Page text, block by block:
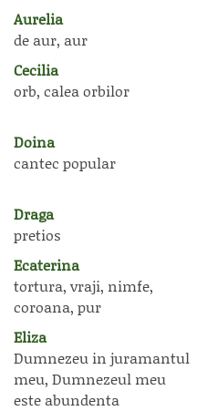
Aurelia
de aur, aur
Cecilia
orb, calea orbilor
Doina
cantec popular
Draga
pretios
Ecaterina
tortura, vraji, nimfe,
coroana, pur
Eliza
Dumnezeu in juramantul
meu, Dumnezeul meu
este abundenta